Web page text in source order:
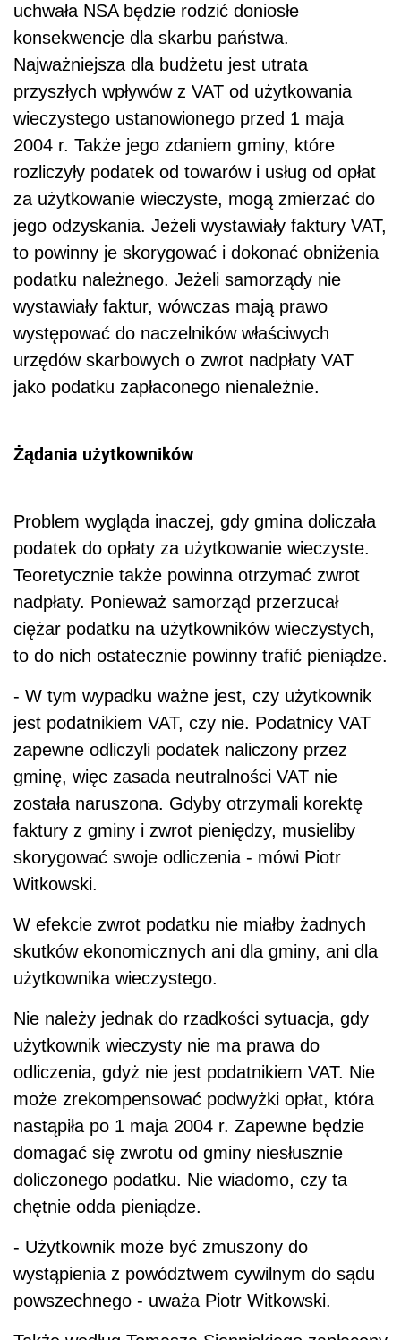
uchwała NSA będzie rodzić doniosłe
konsekwencje dla skarbu państwa.
Najważniejsza dla budżetu jest utrata
przyszłych wpływów z VAT od użytkowania
wieczystego ustanowionego przed 1 maja
2004 r. Także jego zdaniem gminy, które
rozliczyły podatek od towarów i usług od opłat
za użytkowanie wieczyste, mogą zmierzać do
jego odzyskania. Jeżeli wystawiały faktury VAT,
to powinny je skorygować i dokonać obniżenia
podatku należnego. Jeżeli samorządy nie
wystawiały faktur, wówczas mają prawo
występować do naczelników właściwych
urzędów skarbowych o zwrot nadpłaty VAT
jako podatku zapłaconego nienależnie.
Żądania użytkowników
Problem wygląda inaczej, gdy gmina doliczała
podatek do opłaty za użytkowanie wieczyste.
Teoretycznie także powinna otrzymać zwrot
nadpłaty. Ponieważ samorząd przerzucał
ciężar podatku na użytkowników wieczystych,
to do nich ostatecznie powinny trafić pieniądze.
- W tym wypadku ważne jest, czy użytkownik
jest podatnikiem VAT, czy nie. Podatnicy VAT
zapewne odliczyli podatek naliczony przez
gminę, więc zasada neutralności VAT nie
została naruszona. Gdyby otrzymali korektę
faktury z gminy i zwrot pieniędzy, musieliby
skorygować swoje odliczenia - mówi Piotr
Witkowski.
W efekcie zwrot podatku nie miałby żadnych
skutków ekonomicznych ani dla gminy, ani dla
użytkownika wieczystego.
Nie należy jednak do rzadkości sytuacja, gdy
użytkownik wieczysty nie ma prawa do
odliczenia, gdyż nie jest podatnikiem VAT. Nie
może zrekompensować podwyżki opłat, która
nastąpiła po 1 maja 2004 r. Zapewne będzie
domagać się zwrotu od gminy niesłusznie
doliczonego podatku. Nie wiadomo, czy ta
chętnie odda pieniądze.
- Użytkownik może być zmuszony do
wystąpienia z powództwem cywilnym do sądu
powszechnego - uważa Piotr Witkowski.